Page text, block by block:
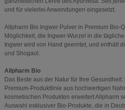
und für vielerlei Anwendungen eingesetzt.
Allpharm Bio Ingwer Pulver in Premium Bio-
Möglichkeit, die Ingwer-Wurzel in die
Ingwer wird von Hand geerntet, und enthält
und Shogaol.
Allpharm Bio
Das Beste aus der Natur für Ihre
Premium-Produktlinie aus hochwertigen
kosmetischen Produkten erweitert Allpharm
Auswahl exklusiver Bio-Produkte, die in